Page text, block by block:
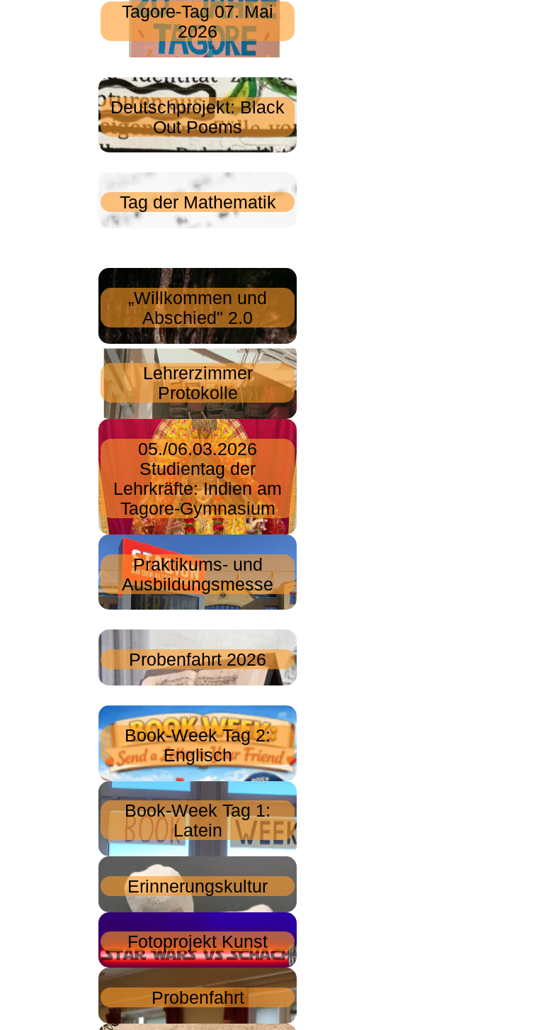
Tagore-Tag 07. Mai
2026
Deutschprojekt: Black
Out Poems
Tag der Mathematik
„Willkommen und
Abschied" 2.0
Lehrerzimmer
Protokolle
05./06.03.2026
Studientag der
Lehrkräfte: Indien am
Tagore-Gymnasium
Praktikums- und
Ausbildungsmesse
Probenfahrt 2026
Book-Week Tag 2:
Englisch
Book-Week Tag 1:
Latein
Erinnerungskultur
Fotoprojekt Kunst
Probenfahrt